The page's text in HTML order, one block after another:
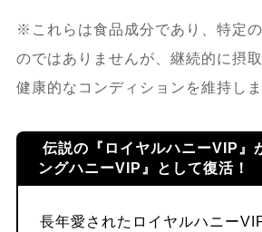
ヤルハニーVIPプレミアム
ぶ？
※これらは食品成分であり、特定
のではありませんが、継続的に摂
健康的なコンディションを維持しま
伝説の『ロイヤルハニーVIP』
ングハニーVIP』として復活！
長年愛されたロイヤルハニー